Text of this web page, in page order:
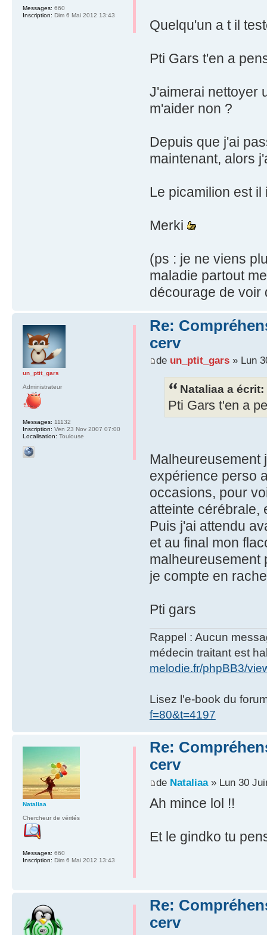
Quelqu'un a t il
Pti Gars t'en a
J'aimerai nettoyer
m'aider non ?
Depuis que j'ai
maintenant, alors
Le picamilion est
Merki
(ps : je ne viens
maladie partout
décourage de
Messages: 660
Inscription: Dim 6 Mai 2012 13:43
Re:
cerv
de un_ptit_gars» Lun
Nataliaa a écrit:
Pti Gars t'en a
Malheureusement
expérience perso
occasions, pour
atteinte cérébrale,
Puis j'ai attendu
et au final mon
malheureusement
je compte en
Pti gars
Rappel : Aucun
médecin traitant est
melodie.fr/phpBB3/
Lisez l'e-book du
f=80&t=4197
un_ptit_gars
Administrateur
Messages: 11132
Inscription: Ven 23 Nov 2007 07:00
Localisation: Toulouse
Re:
cerv
de Nataliaa» Lun 30
Ah mince lol !!
Et le gindko tu
Nataliaa
Chercheur de vérités
Messages: 660
Inscription: Dim 6 Mai 2012 13:43
Re:
cerv